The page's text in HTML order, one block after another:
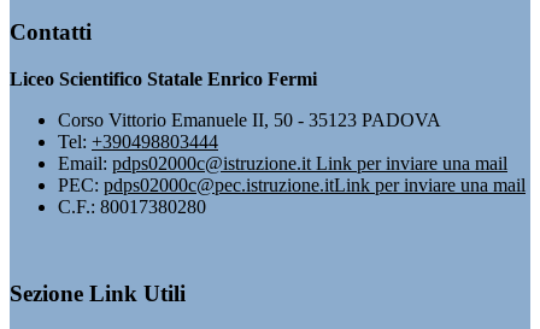
Contatti
Liceo Scientifico Statale Enrico Fermi
Corso Vittorio Emanuele II, 50 - 35123 PADOVA
Tel: +390498803444
Email: pdps02000c@istruzione.it Link per inviare una mail
PEC: pdps02000c@pec.istruzione.itLink per inviare una mail
C.F.: 80017380280
Sezione Link Utili